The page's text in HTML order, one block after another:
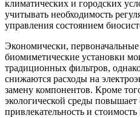
климатических и городских
учитывать необходимость
управления состоянием
Экономически,
биомиметические установки
традиционных фильтров,
снижаются расходы на
замену компонентов. Кроме
экологической среды
привлекательность и